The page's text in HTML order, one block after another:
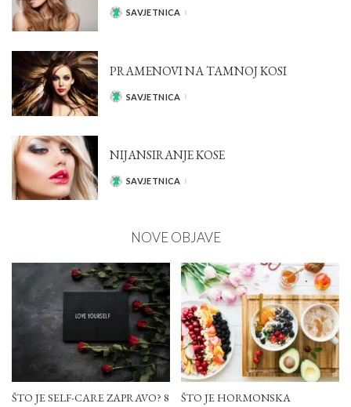
POSTED
SAVJETNICA
PRAMENOVI NA TAMNOJ KOSI
POSTED
SAVJETNICA
NIJANSIRANJE KOSE
POSTED
SAVJETNICA
NOVE OBJAVE
ŠTO JE SELF-CARE ZAPRAVO? 8
ŠTO JE HORMONSKA